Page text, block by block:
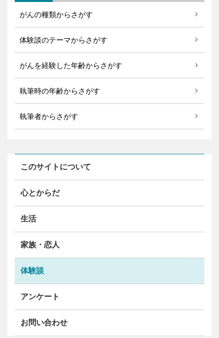
がんの種類からさがす
体験談のテーマからさがす
がんを経験した年齢からさがす
執筆時の年齢からさがす
執筆者からさがす
このサイトについて
心とからだ
生活
家族・恋人
体験談
アンケート
お問い合わせ